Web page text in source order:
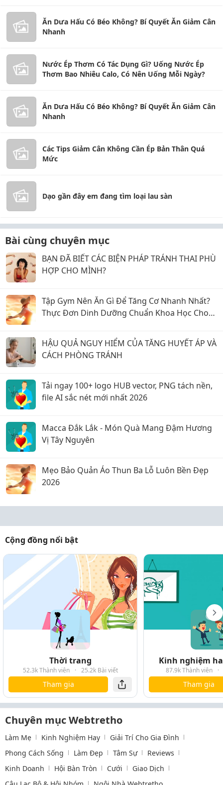
Ăn Dưa Hấu Có Béo Không? Bí Quyết Ăn Giảm Cân
Nhanh
Nước Ép Thơm Có Tác Dụng Gì? Uống Nước Ép
Thơm Bao Nhiêu Calo, Có Nên Uống Mỗi Ngày?
Ăn Dưa Hấu Có Béo Không? Bí Quyết Ăn Giảm Cân
Nhanh
Các Tips Giảm Cân Không Cần Ép Bản Thân Quá
Mức
Dạo gần đây em đang tìm loại lau sàn
Bài cùng chuyên mục
BẠN ĐÃ BIẾT CÁC BIỆN PHÁP TRÁNH THAI PHÙ
HỢP CHO MÌNH?
Tập Gym Nên Ăn Gì Để Tăng Cơ Nhanh Nhất?
Thực Đơn Dinh Dưỡng Chuẩn Khoa Học Cho
HẬU QUẢ NGUY HIỂM CỦA TĂNG HUYẾT ÁP VÀ
CÁCH PHÒNG TRÁNH
Tải ngay 100+ logo HUB vector, PNG tách nền,
file AI sắc nét mới nhất 2026
Macca Đắk Lắk - Món Quà Mang Đậm Hương
Vị Tây Nguyên
Mẹo Bảo Quản Áo Thun Ba Lỗ Luôn Bền Đẹp
2026
Cộng đồng nổi bật
Thời trang
52.3k Thành viên · 25.2k Bài viết
Tham gia
Kinh nghiệm
87.9k Thành viên ·
Tham gia
Chuyên mục Webtretho
Làm Mẹ Kinh Nghiệm Hay
Giải Trí Cho Gia Đình
Phong Cách Sống
Làm Đẹp Tâm Sự
Reviews
Kinh Doanh
Hội Bàn Tròn Cưới
Giao Dịch